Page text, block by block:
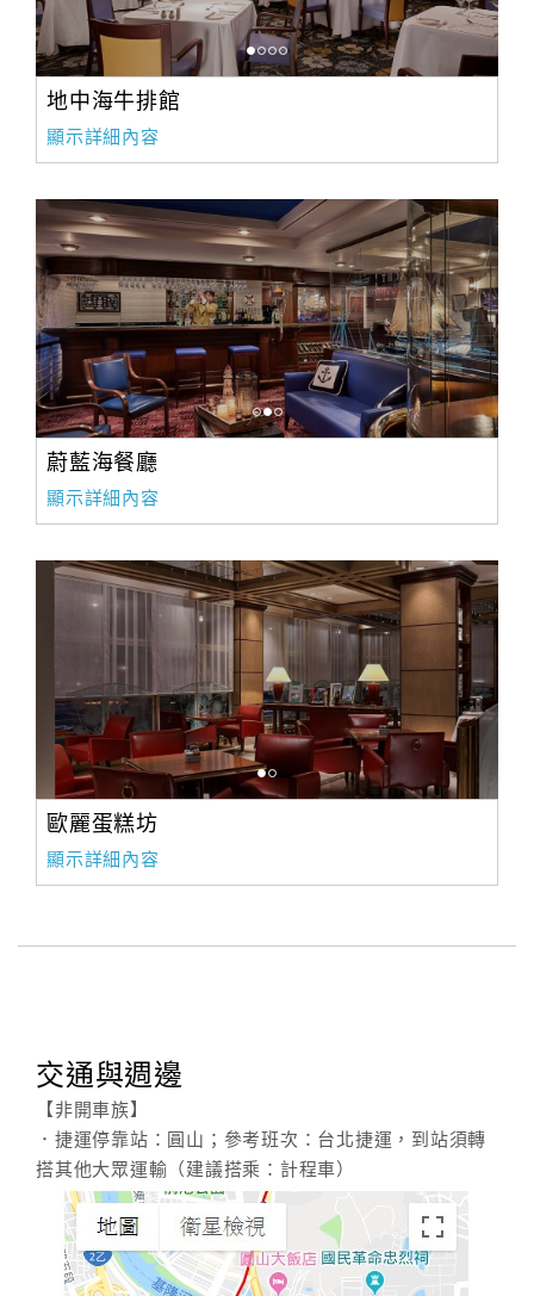
地中海牛排館
顯示詳細內容
蔚藍海餐廳
顯示詳細內容
歐麗蛋糕坊
顯示詳細內容
交通與週邊
【非開車族】
．捷運停靠站：圓山；參考班次：台北捷運，到站須轉
搭其他大眾運輸（建議搭乘：計程車）